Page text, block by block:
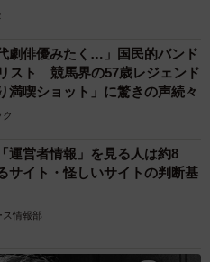
劇俳優みたく…」国民的バンド
スト 競馬界の57歳レジェンド
満喫ショット」に驚きの声続々
運営者情報」を見る人は約8
イト・怪しいサイトの判断基
ス情報部